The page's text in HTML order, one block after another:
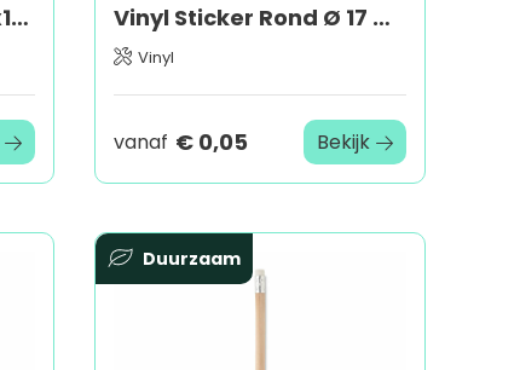
Vinyl Sticker Ovaal 20x10mm Vinyl Sticker Rond Ø 17 mm
Vinyl
vanaf € 0,05 Bekijk
Duurzaam